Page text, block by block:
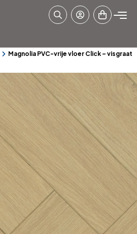
Magnolia PVC-vrije vloer Click – visgraat